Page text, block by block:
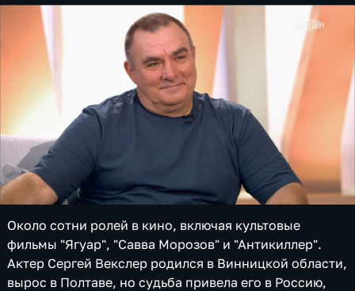
Около сотни ролей в кино, включая культовые
фильмы "Ягуар", "Савва Морозов" и "Антикиллер".
Актер Сергей Векслер родился в Винницкой области,
вырос в Полтаве, но судьба привела его в Россию,